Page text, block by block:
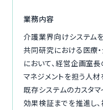
コーディネーター紹
イベント/マガジン
法人の方
業務内容
介護業界向けシステム
共同研究における医療
において、経営企画室
マネジメントを担う人材
既存システムのカスタ
効果検証までを推進し